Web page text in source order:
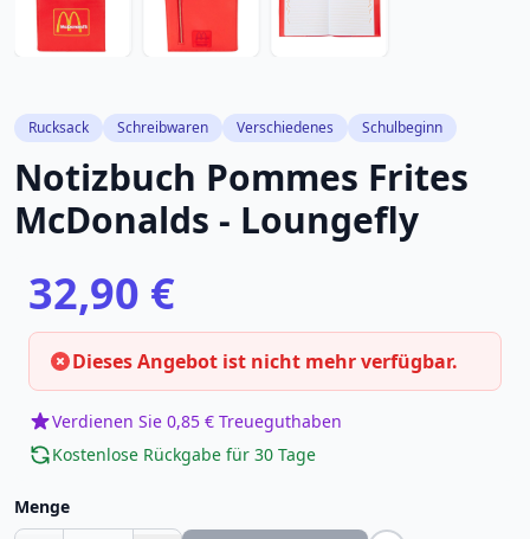
Rucksack Schreibwaren Verschiedenes Schulbeginn
Notizbuch Pommes Frites
McDonalds - Loungefly
32,90 €
Dieses Angebot ist nicht mehr verfügbar.
Verdienen Sie 0,85 € Treueguthaben
Kostenlose Rückgabe für 30 Tage
Menge